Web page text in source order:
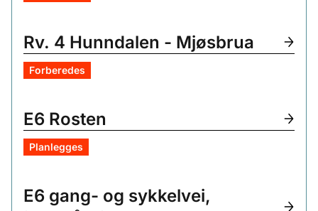
Rv. 4 Hunndalen - Mjøsbrua
Forberedes
E6 Rosten
Planlegges
E6 gang- og sykkelvei,